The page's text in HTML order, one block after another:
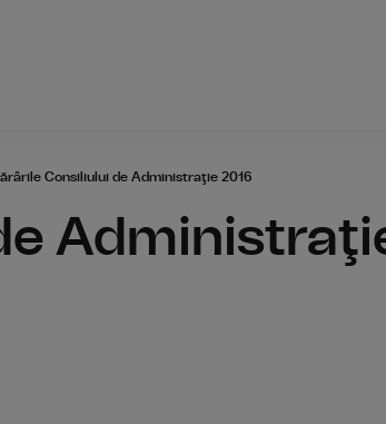
Consiliului de Administraţie 2016